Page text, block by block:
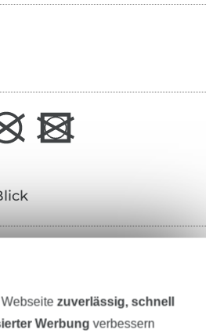
Webseitezuverlässig, schnell
Werbung verbessern